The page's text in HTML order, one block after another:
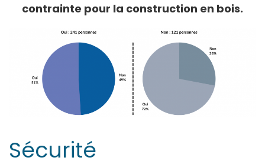
contrainte pour la construction en bois.
Sécurité